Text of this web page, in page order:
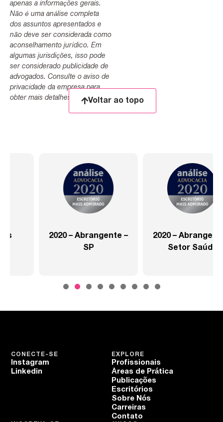
apenas a informações gerais.
Não é uma análise completa
dos assuntos apresentados e
não deve ser considerada como
aconselhamento jurídico. Em
algumas jurisdições, isso pode
ser considerado publicidade de
advogados. Consulte o aviso de
privacidade da empresa para
obter mais detalhes.
Voltar ao topo
2020 – Abrangente –
2020 – Abrangente –
Setor Saúde
EXPLORE
Profissionais
Áreas de Prática
Publicações
Escritórios
Sobre Nós
Carreiras
Contato
CONECTE-SE
Instagram
Linkedin